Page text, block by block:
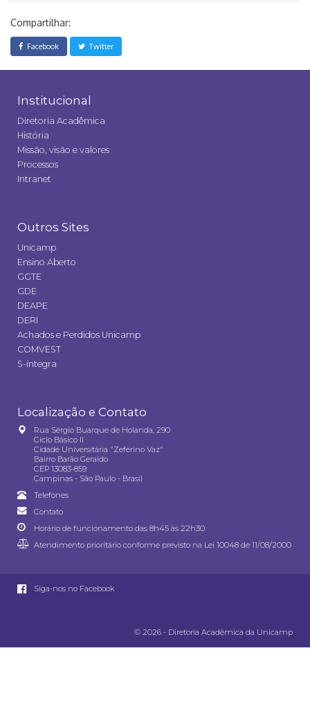
Compartilhar:
Facebook Twitter
Institucional
Diretoria Acadêmica
História
Missão, visão e valores
Processos
Intranet
Outros Sites
Unicamp
Ensino Aberto
GGTE
GDE
DEAPE
DERI
Achados e Perdidos Unicamp
COMVEST
S-integra
Localização e Contato
Rua Sérgio Buarque de Holanda, 290
Ciclo Básico II
Cidade Universitária "Zeferino Vaz"
Bairro Barão Geraldo
CEP 13083-859
Campinas - São Paulo - Brasil
Telefones
Contato
Horário de funcionamento das 8h45 às 22h30
Atendimento prioritário conforme previsto na Lei 10048 de 11/08/2000
Siga-nos no Facebook
© 2026 - Diretoria Acadêmica da Unicamp